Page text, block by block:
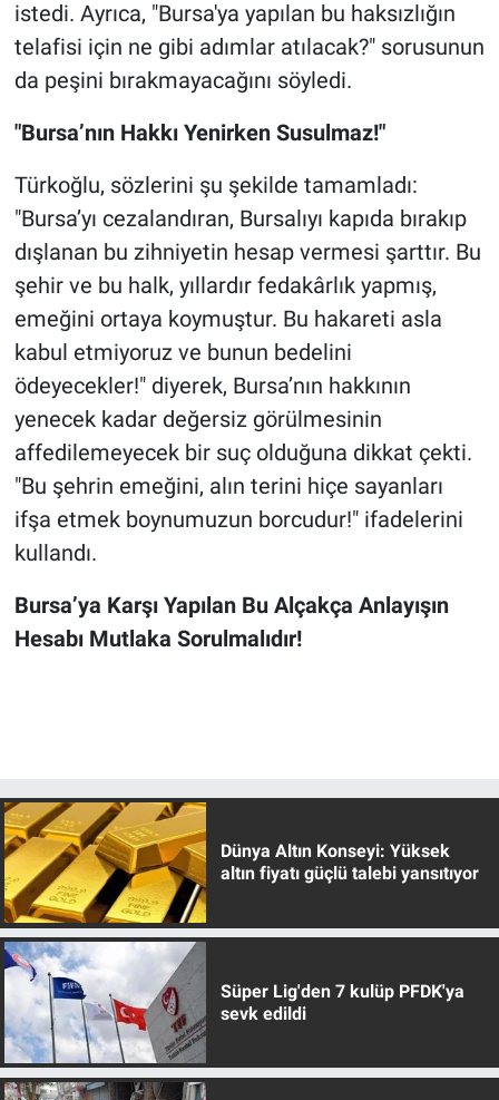
istedi. Ayrıca, "Bursa'ya yapılan bu haksızlığın
telafisi için ne gibi adımlar atılacak?" sorusunun
da peşini bırakmayacağını söyledi.
"Bursa’nın Hakkı Yenirken Susulmaz!"
Türkoğlu, sözlerini şu şekilde tamamladı:
"Bursa’yı cezalandıran, Bursalıyı kapıda bırakıp
dışlanan bu zihniyetin hesap vermesi şarttır. Bu
şehir ve bu halk, yıllardır fedakârlık yapmış,
emeğini ortaya koymuştur. Bu hakareti asla
kabul etmiyoruz ve bunun bedelini
ödeyecekler!" diyerek, Bursa’nın hakkının
yenecek kadar değersiz görülmesinin
affedilemeyecek bir suç olduğuna dikkat çekti.
"Bu şehrin emeğini, alın terini hiçe sayanları
ifşa etmek boynumuzun borcudur!" ifadelerini
kullandı.
Bursa’ya Karşı Yapılan Bu Alçakça Anlayışın
Hesabı Mutlaka Sorulmalıdır!
Dünya Altın Konseyi: Yüksek
altın fiyatı güçlü talebi yansıtıyor
Süper Lig'den 7 kulüp PFDK'ya
sevk edildi